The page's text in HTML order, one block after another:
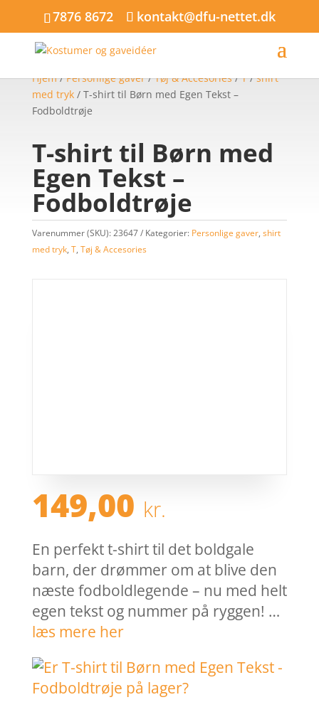
7876 8672 kontakt@dfu-nettet.dk
Hjem/Personlige gaver/Tøj & Accesories/T/shirt
med tryk/ T-shirt til Børn med Egen Tekst –
Fodboldtrøje
T-shirt til Børn med
Egen Tekst –
Fodboldtrøje
Varenummer (SKU):23647 Kategorier: Personlige gaver, shirt
med tryk, T, Tøj & Accesories
149,00 kr.
En perfekt t-shirt til det boldgale
barn, der drømmer om at blive den
næste fodboldlegende – nu med helt
egen tekst og nummer på ryggen! …
læs mere her